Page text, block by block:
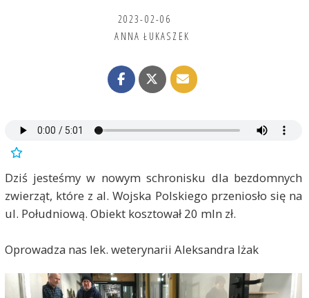
2023-02-06
ANNA ŁUKASZEK
Dziś jesteśmy w nowym schronisku dla bezdomnych
zwierząt, które z al. Wojska Polskiego przeniosło się na
ul. Południową. Obiekt kosztował 20 mln zł.
Oprowadza nas lek. weterynarii Aleksandra Iżak